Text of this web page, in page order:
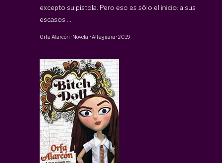
excepto su pistola. Pero eso es sólo el inicio: a sus
escasos ...
Orfa Alarcón · Novela · Alfaguara ·2019